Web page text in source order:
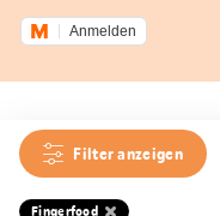
Anmelden
Filter anzeigen
Fingerfood